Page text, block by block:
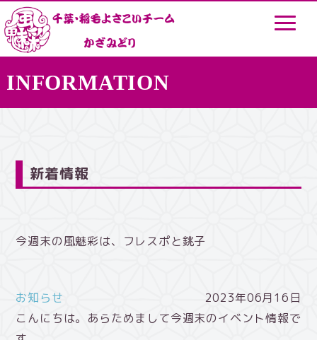
INFORMATION
新着情報
今週末の風魅彩は、フレスポと銚子
お知らせ
2023年06月16日
こんにちは。あらためまして今週末のイベント情報で